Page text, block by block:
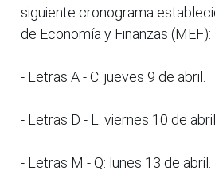
siguiente cronograma
de Economía y Finanzas (MEF):
- Letras A - C: jueves 9 de abril.
- Letras D - L: viernes 10 de abril.
- Letras M - Q: lunes 13 de abril.